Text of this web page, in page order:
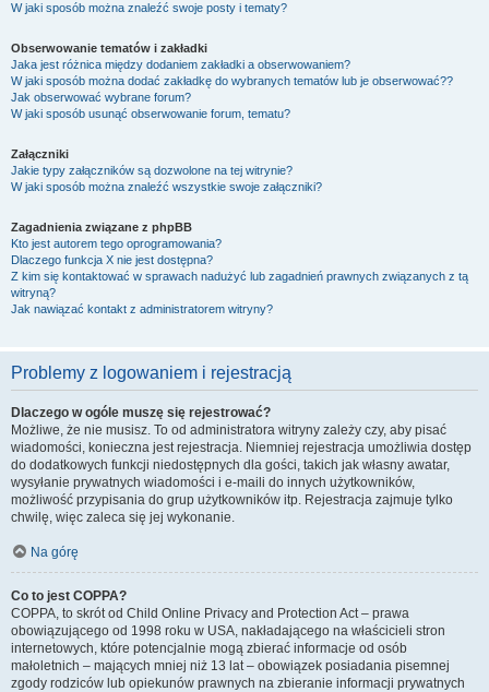
W jaki sposób można znaleźć swoje posty i tematy?
Obserwowanie tematów i zakładki
Jaka jest różnica między dodaniem zakładki a obserwowaniem?
W jaki sposób można dodać zakładkę do wybranych tematów lub je obserwować??
Jak obserwować wybrane forum?
W jaki sposób usunąć obserwowanie forum, tematu?
Załączniki
Jakie typy załączników są dozwolone na tej witrynie?
W jaki sposób można znaleźć wszystkie swoje załączniki?
Zagadnienia związane z phpBB
Kto jest autorem tego oprogramowania?
Dlaczego funkcja X nie jest dostępna?
Z kim się kontaktować w sprawach nadużyć lub zagadnień prawnych związanych z tą
witryną?
Jak nawiązać kontakt z administratorem witryny?
Problemy z logowaniem i rejestracją
Dlaczego w ogóle muszę się rejestrować?
Możliwe, że nie musisz. To od administratora witryny zależy czy, aby pisać
wiadomości, konieczna jest rejestracja. Niemniej rejestracja umożliwia dostęp
do dodatkowych funkcji niedostępnych dla gości, takich jak własny awatar,
wysyłanie prywatnych wiadomości i e-maili do innych użytkowników,
możliwość przypisania do grup użytkowników itp. Rejestracja zajmuje tylko
chwilę, więc zaleca się jej wykonanie.
Na górę
Co to jest COPPA?
COPPA, to skrót od Child Online Privacy and Protection Act – prawa
obowiązującego od 1998 roku w USA, nakładającego na właścicieli stron
internetowych, które potencjalnie mogą zbierać informacje od osób
małoletnich – mających mniej niż 13 lat – obowiązek posiadania pisemnej
zgody rodziców lub opiekunów prawnych na zbieranie informacji prywatnych